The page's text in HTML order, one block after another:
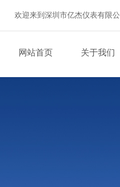
欢迎来到深圳市亿杰仪表有限公
网站首页 关于我们